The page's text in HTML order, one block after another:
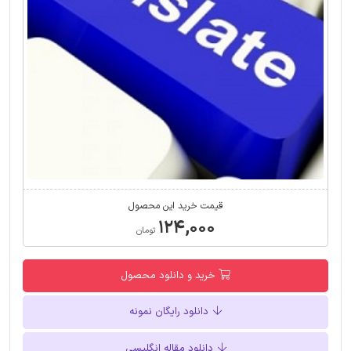
قیمت خرید این محصول
۱۲۴,۰۰۰ تومان
خرید و دانلود محصول
دانلود رایگان نمونه